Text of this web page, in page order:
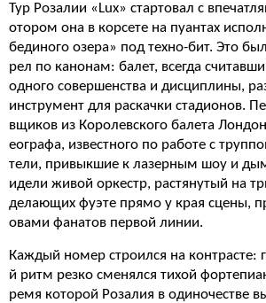
Тур Розалии «Lux» стартовал с
отором она в корсете на пуантах
бединого озера» под техно-бит. Это
рел по канонам: балет, всегда
одного совершенства и дисциплины,
инструмент для раскачки стадионов.
вщиков из Королевского балета
еографа, известного по работе с
тели, привыкшие к лазерным шоу и
идели живой оркестр, растянутый на
делающих фуэте прямо у края сцены,
овами фанатов первой линии.
Каждый номер строился на контрасте:
й ритм резко сменялся тихой
ремя которой Розалия в одиночестве